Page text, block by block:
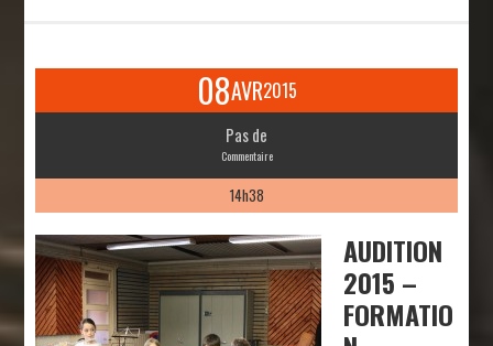
08AVR2015
Pas de
Commentaire
14h38
AUDITION
2015 –
FORMATIO